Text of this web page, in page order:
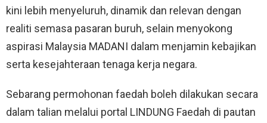
kini lebih menyeluruh, dinamik dan relevan dengan
realiti semasa pasaran buruh, selain menyokong
aspirasi Malaysia MADANI dalam menjamin kebajikan
serta kesejahteraan tenaga kerja negara.
Sebarang permohonan faedah boleh dilakukan secara
dalam talian melalui portal LINDUNG Faedah di pautan